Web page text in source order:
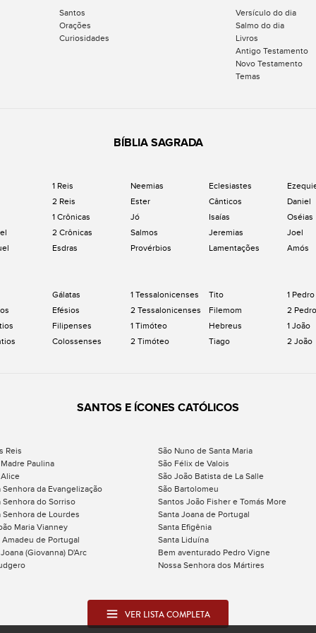
Santos
Orações
Curiosidades
Versículo do dia
Salmo do dia
Livros
Antigo Testamento
Novo Testamento
Temas
BÍBLIA SAGRADA
1 Reis
2 Reis
1 Crônicas
2 Crônicas
Esdras
Neemias
Ester
Jó
Salmos
Provérbios
Eclesiastes
Cânticos
Isaías
Jeremias
Lamentações
Daniel
Oséias
Joel
Amós
Gálatas
Efésios
Filipenses
Colossenses
1 Tessalonicenses
2 Tessalonicenses
1 Timóteo
2 Timóteo
Tito
Filemom
Hebreus
Tiago
1 Pedro
2 Pedro
1 João
2 João
SANTOS E ÍCONES CATÓLICOS
Reis
São Nuno de Santa Maria
Paulina
São Félix de Valois
São João Batista de La Salle
Senhora da Evangelização
São Bartolomeu
Senhora do Sorriso
Santos João Fisher e Tomás More
Senhora de Lourdes
Santa Joana de Portugal
Maria Vianney
Santa Efigênia
Amadeu de Portugal
Santa Liduína
(Giovanna) D'Arc
Bem aventurado Pedro Vigne
Nossa Senhora dos Mártires
VER LISTA COMPLETA